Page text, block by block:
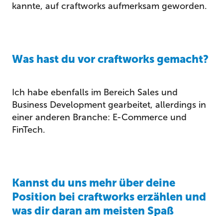
kannte, auf craftworks aufmerksam geworden.
Was hast du vor craftworks gemacht?
Ich habe ebenfalls im Bereich Sales und
Business Development gearbeitet, allerdings in
einer anderen Branche: E-Commerce und
FinTech.
Kannst du uns mehr über deine
Position bei craftworks erzählen und
was dir daran am meisten Spaß